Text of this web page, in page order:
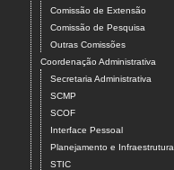
Comissão de Extensão
Comissão de Pesquisa
Outras Comissões
Coordenação Administrativa
Secretaria Administrativa
SCMP
SCOF
Interface Pessoal
Planejamento e Infraestrutura
STIC